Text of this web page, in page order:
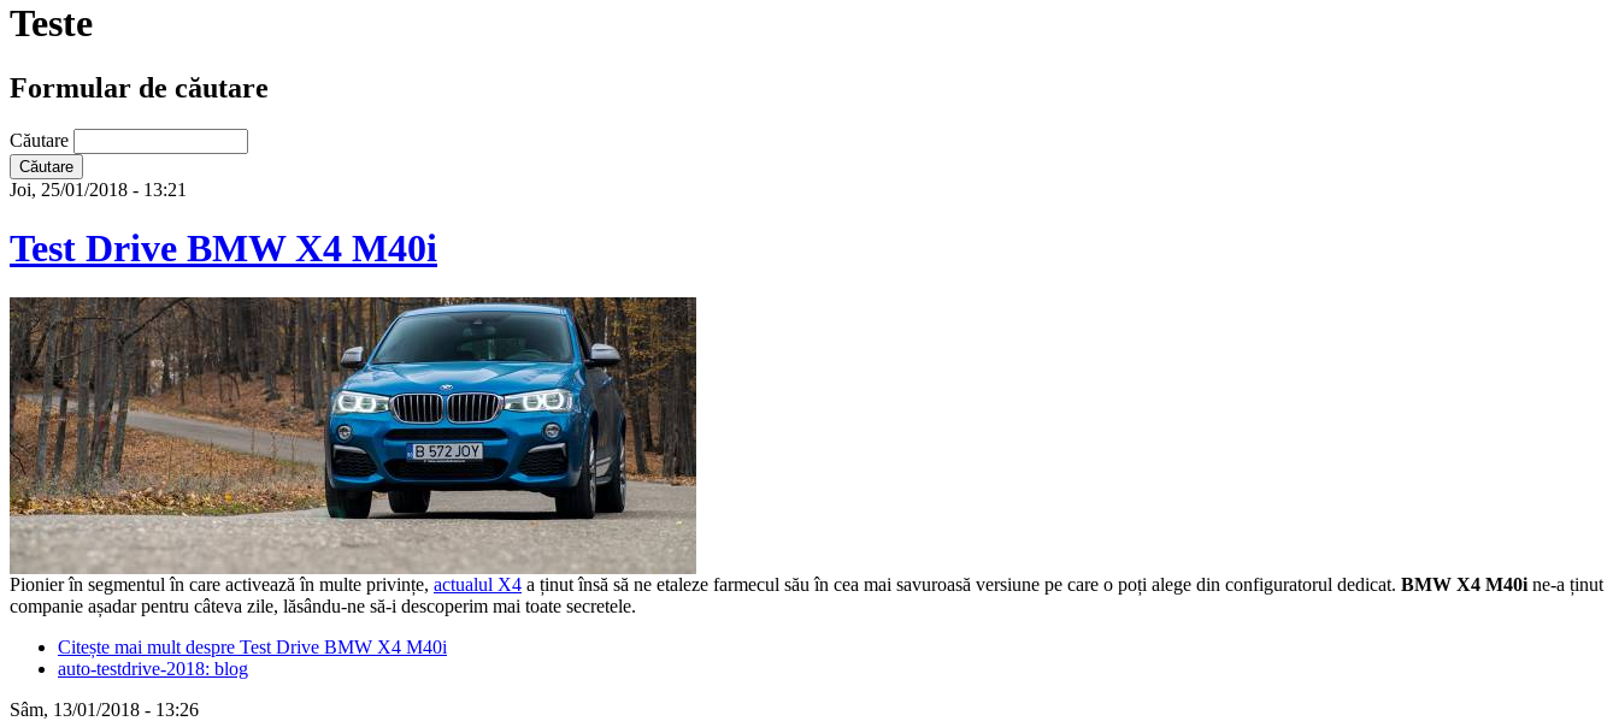
Teste
Formular de căutare
Căutare
Joi, 25/01/2018 - 13:21
Test Drive BMW X4 M40i
Pionier în segmentul în care activează în multe privințe, actualul X4 a ținut însă să ne etaleze farmecul său în cea mai savuroasă versiune pe care o poți alege din configuratorul dedicat. BMW X4 M40i ne-a ținut
companie așadar pentru câteva zile, lăsându-ne să-i descoperim mai toate secretele.
Citește mai mult despre Test Drive BMW X4 M40i
auto-testdrive-2018: blog
Sâm, 13/01/2018 - 13:26